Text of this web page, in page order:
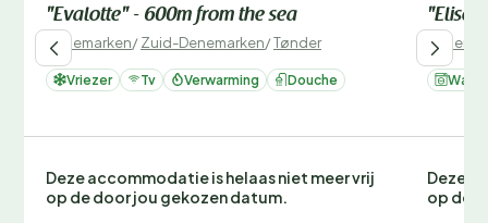
"Evalotte" - 600m from the sea
Denemarken/Zuid-Denemarken/Tønder
Vriezer Tv Verwarming Douche
Deze accommodatie is helaas niet meer vrij
op de door jou gekozen datum.
"Elise"
Deze
op de